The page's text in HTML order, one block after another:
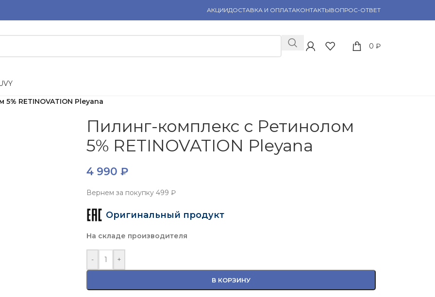
АКЦИИДОСТАВКА И ОПЛАТАКОНТАКТЫВОПРОС-ОТВЕТ
0 ₽
VY
RETINOVATION Pleyana
Пилинг-комплекс с Ретинолом
5% RETINOVATION Pleyana
4 990 ₽
Вернем за покупку499 ₽
Оригинальный продукт
На складе производителя
- +
В КОРЗИНУ